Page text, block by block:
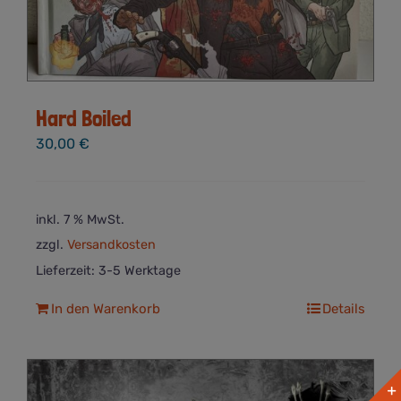
Hard Boiled
30,00 €
inkl. 7 % MwSt.
zzgl. Versandkosten
Lieferzeit: 3-5 Werktage
In den Warenkorb Details